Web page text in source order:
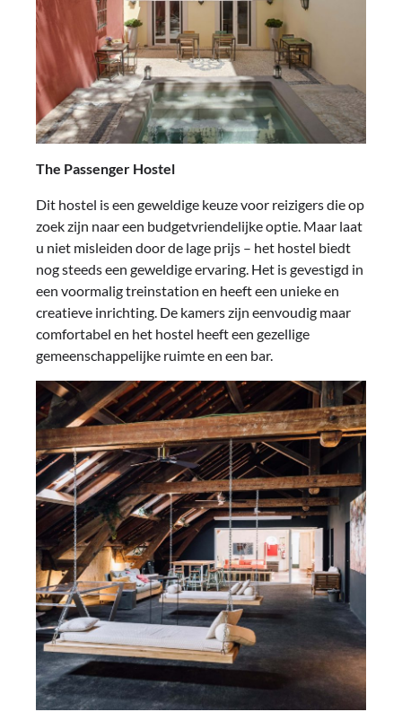
The Passenger Hostel
Dit hostel is een geweldige keuze voor reizigers die op
zoek zijn naar een budgetvriendelijke optie. Maar laat
u niet misleiden door de lage prijs – het hostel biedt
nog steeds een geweldige ervaring. Het is gevestigd in
een voormalig treinstation en heeft een unieke en
creatieve inrichting. De kamers zijn eenvoudig maar
comfortabel en het hostel heeft een gezellige
gemeenschappelijke ruimte en een bar.